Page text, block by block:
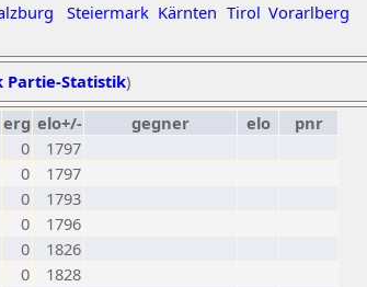
Steiermark Kärnten Tirol Vorarlberg
Partie-Statistik)
erg elo+/- gegner elo
pnr
0
1797
0
1797
0
1793
0
1796
0
1826
0
1828